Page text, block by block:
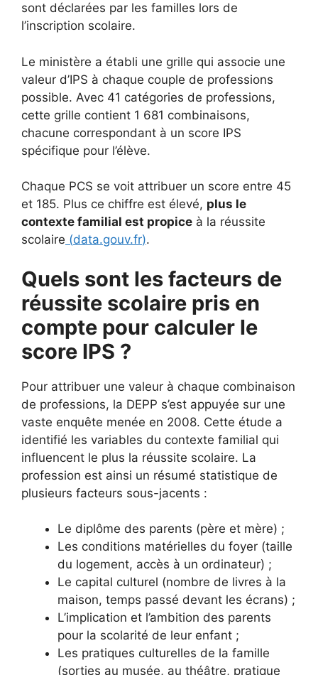
sont déclarées par les familles lors de
l’inscription scolaire.
Le ministère a établi une grille qui associe une
valeur d’IPS à chaque couple de professions
possible. Avec 41 catégories de professions,
cette grille contient 1 681 combinaisons,
chacune correspondant à un score IPS
spécifique pour l’élève.
Chaque PCS se voit attribuer un score entre 45
et 185. Plus ce chiffre est élevé, plus le
contexte familial est propice à la réussite
scolaire (data.gouv.fr).
Quels sont les facteurs de
réussite scolaire pris en
compte pour calculer le
score IPS ?
Pour attribuer une valeur à chaque combinaison
de professions, la DEPP s’est appuyée sur une
vaste enquête menée en 2008. Cette étude a
identifié les variables du contexte familial qui
influencent le plus la réussite scolaire. La
profession est ainsi un résumé statistique de
plusieurs facteurs sous-jacents :
Le diplôme des parents (père et mère) ;
Les conditions matérielles du foyer (taille
du logement, accès à un ordinateur) ;
Le capital culturel (nombre de livres à la
maison, temps passé devant les écrans) ;
L’implication et l’ambition des parents
pour la scolarité de leur enfant ;
Les pratiques culturelles de la famille
(sorties au musée, au théâtre, pratique